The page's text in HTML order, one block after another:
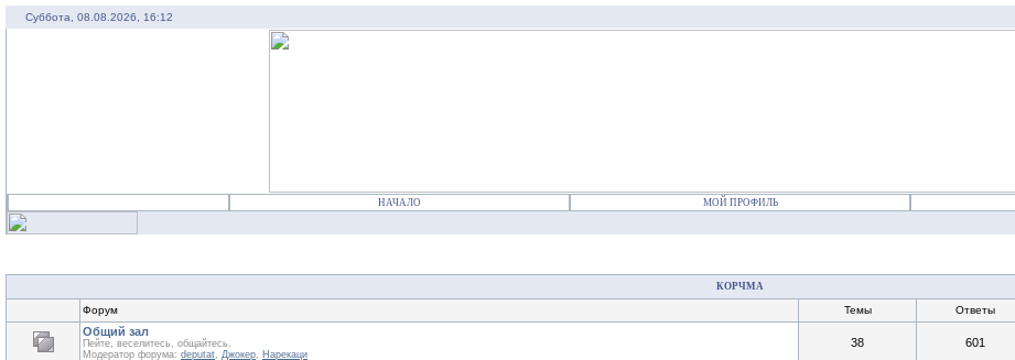
Суббота, 08.08.2026, 16:12
НАЧАЛО МОЙ ПРОФИЛЬ
КОРЧМА
Форум Темы Ответы
Общий зал
Пейте, веселитесь, общайтесь.
Модератор форума: deputat, Джокер, Нарекаци
38 601